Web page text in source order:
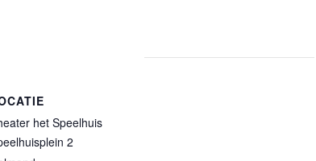
het Speelhuis
2